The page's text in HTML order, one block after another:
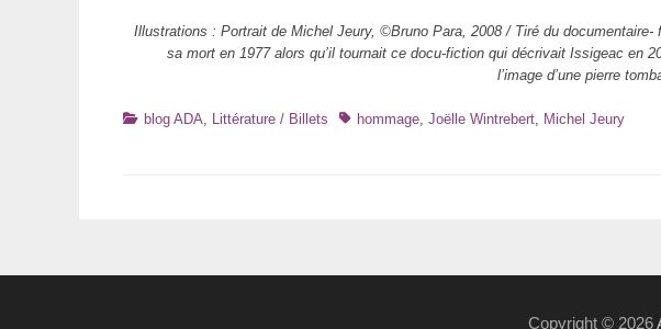
Illustrations : Portrait de Michel Jeury, ©Bruno Para, 2008 / Tiré du documentaire-
sa mort en 1977 alors qu’il tournait ce docu-fiction qui décrivait Issigeac en
l’image d’une pierre
Catégories
blog ADA, Littérature / Billets Tagshommage, Joëlle Wintrebert, Michel Jeury
Copyright © 2026